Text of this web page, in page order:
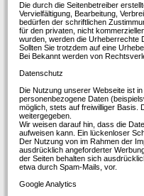
Die durch die Seitenbetreiber
Vervielfältigung, Bearbeitung,
bedürfen der schriftlichen
für den privaten, nicht
wurden, werden die Urheberrechte
Sollten Sie trotzdem auf eine
Bei Bekannt werden von
Datenschutz
Die Nutzung unserer Webseite ist
personenbezogene Daten
möglich, stets auf freiwilliger Basis.
weitergegeben.
Wir weisen darauf hin, dass die
aufweisen kann. Ein lückenloser
Der Nutzung von im Rahmen der
ausdrücklich angeforderter
der Seiten behalten sich
etwa durch Spam-Mails, vor.
Google Analytics